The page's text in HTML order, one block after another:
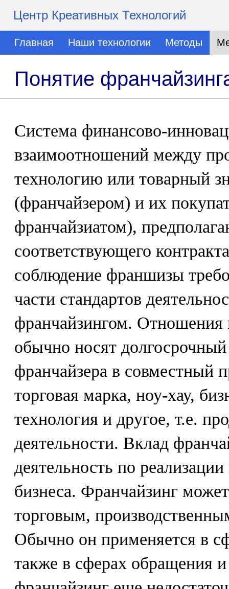
Центр Креативных Технологий
Главная Наши технологии Методы
Понятие
Система финансово-
взаимоотношений между
технологию или товарный
(франчайзером) и их
франчайзиатом),
соответствующего
соблюдение франшизы
части стандартов
франчайзингом.
обычно носят
франчайзера в совместный
торговая марка, ноу-хау,
технология и другое, т.е.
деятельности. Вклад
деятельность по
бизнеса. Франчайзинг
торговым,
Обычно он применяется в
также в сферах обращения